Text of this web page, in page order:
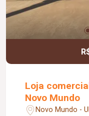
Loja
Novo Mundo
Novo Mundo -